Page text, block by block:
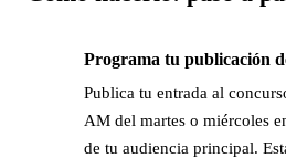
Programa tu publicación
Publica tu entrada al
AM del martes o miércoles
de tu audiencia principal.